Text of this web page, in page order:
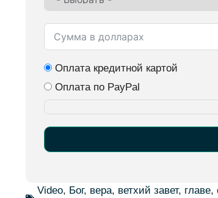
Оплата кредитной картой
Оплата по PayPal
Video, Бог, вера, ветхий завет, главе,